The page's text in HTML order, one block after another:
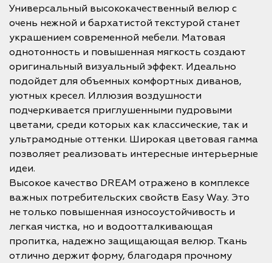
Универсальный высококачественный велюр с
очень нежной и бархатистой текстурой станет
украшением современной мебели. Матовая
однотонность и повышенная мягкость создают
оригинальный визуальный эффект. Идеально
подойдет для объемных комфортных диванов,
уютных кресел. Иллюзия воздушности
подчеркивается приглушенными пудровыми
цветами, среди которых как классические, так и
ультрамодные оттенки. Широкая цветовая гамма
позволяет реализовать интересные интерьерные
идеи.
Высокое качество DREAM отражено в комплексе
важных потребительских свойств Easy Way. Это
не только повышенная износоустойчивость и
легкая чистка, но и водоотталкивающая
пропитка, надежно защищающая велюр. Ткань
отлично держит форму, благодаря прочному